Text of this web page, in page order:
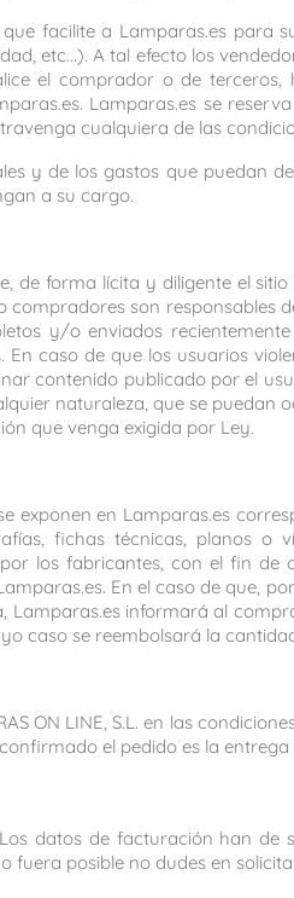
facilite a Lamparas.es para
etc...). A tal efecto los
el comprador o de
Lamparas.es se
cualquiera de las
y de los gastos que
a su cargo.
forma lícita y diligente el
son
y/o enviados
caso de que los usuarios
contenido publicado por el
naturaleza, que se
que venga exigida por Ley.
exponen en Lamparas.es
fichas técnicas, planos
los fabricantes, con el fin
En el caso de
Lamparas.es informará al
caso se reembolsará la
ON LINE, S.L. en las
el pedido es la
datos de facturación han
fuera posible no dudes en